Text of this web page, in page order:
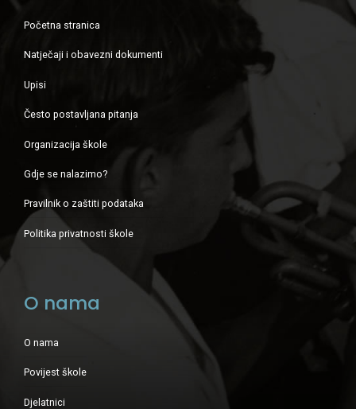
Početna stranica
Natječaji i obavezni dokumenti
Upisi
Često postavljana pitanja
Organizacija škole
Gdje se nalazimo?
Pravilnik o zaštiti podataka
Politika privatnosti škole
O nama
O nama
Povijest škole
Djelatnici